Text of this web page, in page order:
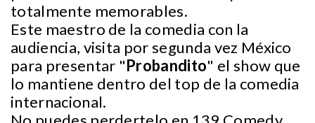
totalmente memorables.
Este maestro de la comedia con la
audiencia, visita por segunda vez México
para presentar "Probandito" el show que
lo mantiene dentro del top de la comedia
internacional.